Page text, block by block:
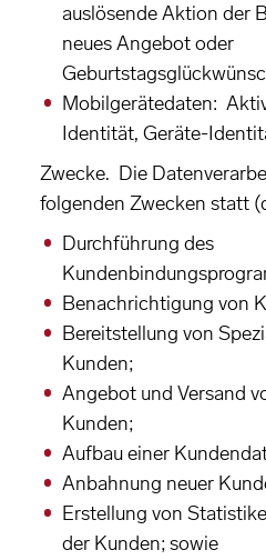
auslösende Aktion der
neues Angebot oder
Mobilgerätedaten:
Identität, Geräte-
Zwecke. Die
folgenden Zwecken statt
Durchführung des
Benachrichtigung von
Bereitstellung von
Kunden;
Angebot und Versand
Kunden;
Aufbau einer
Anbahnung neuer
Erstellung von
der Kunden; sowie